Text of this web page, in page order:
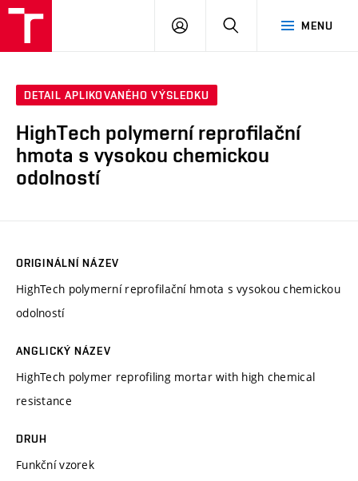
MENU
PŘIHLÁSIT
DETAIL APLIKOVANÉHO VÝSLEDKU
HighTech polymerní reprofilační
hmota s vysokou chemickou
odolností
ORIGINÁLNÍ NÁZEV
HighTech polymerní reprofilační hmota s vysokou chemickou
odolností
ANGLICKÝ NÁZEV
HighTech polymer reprofiling mortar with high chemical
resistance
DRUH
Funkční vzorek